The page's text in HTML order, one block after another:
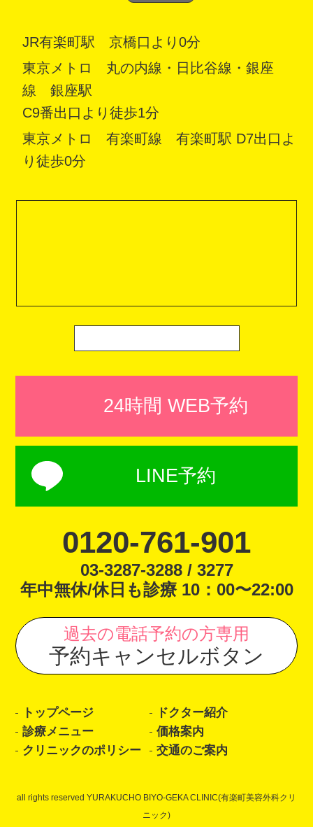
JR有楽町駅 京橋口より0分
東京メトロ 丸の内線・日比谷線・銀座
線 銀座駅
C9番出口より徒歩1分
東京メトロ 有楽町線 有楽町駅 D7出口よ
り徒歩0分
24時間 WEB予約
LINE予約
0120-761-901
03-3287-3288 / 3277
年中無休/休日も診療 10：00〜22:00
過去の電話予約の方専用
予約キャンセルボタン
トップページ
ドクター紹介
診療メニュー
価格案内
クリニックのポリシー
交通のご案内
all rights reserved YURAKUCHO BIYO-GEKA CLINIC(有楽町美容外科クリ
ニック)